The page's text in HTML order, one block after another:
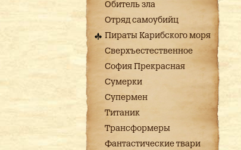
Обитель зла
Отряд самоубийц
Пираты Карибского моря
Сверхъестественное
София Прекрасная
Сумерки
Супермен
Титаник
Трансформеры
Фантастические твари